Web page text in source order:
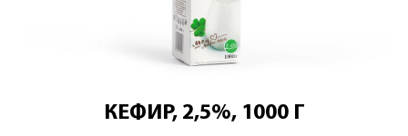
КЕФИР, 2,5%, 1000 Г